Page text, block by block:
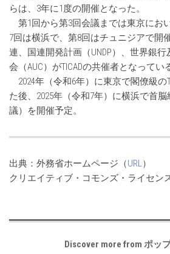
らは、3年に1度の開催となった。
第1回から第3回会議までは東京にお
7回は横浜で、第8回はチュニジアで開
連、国連開発計画（UNDP）、世界銀
会（AUC）がTICADの共催者となってい
2024年（令和6年）に東京で閣僚級の
た後、2025年（令和7年）に横浜で首脳
議）を開催予定。
出典：外務省ホームページ（URL）
クリエイティブ・コモンズ・ライセン
Discover more from ポッ